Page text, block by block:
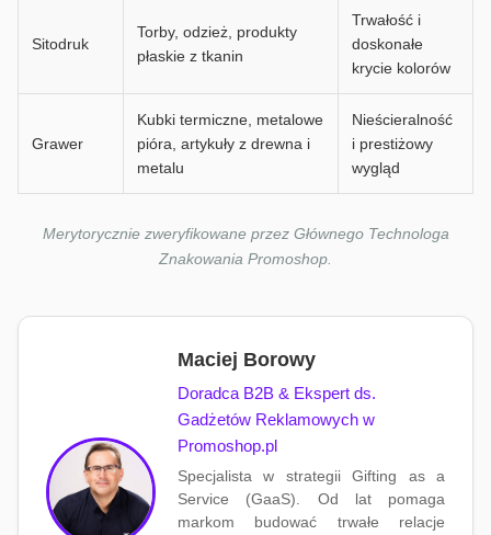
Sitodruk
Torby, odzież, produkty
płaskie z tkanin
Trwałość i
doskonałe
krycie kolorów
Grawer
Kubki termiczne, metalowe
pióra, artykuły z drewna i
metalu
Nieścieralność
i prestiżowy
wygląd
Merytorycznie zweryfikowane przez Głównego Technologa
Znakowania Promoshop.
Maciej Borowy
Doradca B2B & Ekspert ds.
Gadżetów Reklamowych w
Promoshop.pl
Specjalista w strategii Gifting as a
Service (GaaS). Od lat pomaga
markom budować trwałe relacje